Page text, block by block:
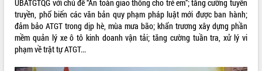
Đề án 06 tạo bước ngoặt đột phá trong
cải cách hành chính tỉnh Đắk Lắk
Kết nối tour, đẩy mạnh chuyển đổi số
để phát triển du lịch Đắk Lắk
Khởi động Dự án Đầu tư xây dựng hạ
UBATGTQG với chủ đề “An toàn giao thông cho trẻ em”; tăng cường tuyên
truyền, phổ biến các văn bản quy phạm pháp luật mới được ban hành;
đảm bảo ATGT trong dịp hè, mùa mưa bão; khẩn trương xây dựng phần
mềm quản lý xe ô tô kinh doanh vận tải; tăng cường tuần tra, xử lý vi
phạm về trật tự ATGT...